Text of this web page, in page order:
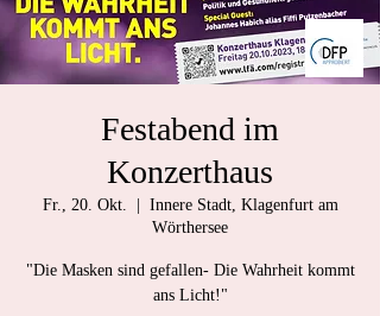
Festabend im
Konzerthaus
Fr., 20. Okt.
Innere Stadt, Klagenfurt am
Wörthersee
"Die Masken sind gefallen- Die Wahrheit kommt
ans Licht!"